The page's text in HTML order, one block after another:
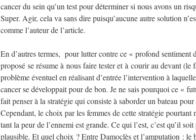
cancer du sein qu’un test pour déterminer si nous avons un
Super. Agir, cela va sans dire puisqu’aucune autre solution
comme l’auteur de l’article.
En d’autres termes, pour lutter contre ce « profond sentiment
proposé se résume à nous faire tester et à courir au devant
problème éventuel en réalisant d’entrée l’intervention à
cancer se développait pour de bon. Je ne sais pourquoi ce «
fait penser à la stratégie qui consiste à saborder un bateau
Cependant, le choix par les femmes de cette stratégie pourtant
tant la peur de l’ennemi est grande. Ce qui l’est, c’est qu’il
plausible. Et quel choix ? Entre Damoclès et l’amputation :